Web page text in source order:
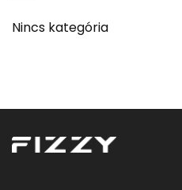
Nincs kategória